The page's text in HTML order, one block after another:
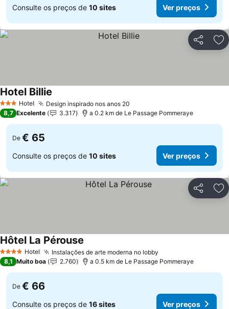
Consulte os preços de 10 sites Ver preços
Partilhar
3 EstrelasHotel Design inspirado nos anos 20
Hotel Billie
8,7 Excelente 3.317 a 0.2 km de Le Passage Pommeraye
De € 65
Consulte os preços de 10 sites Ver preços
Partilhar
4 EstrelasHotel Instalações de arte moderna no lobby
Hôtel La Pérouse
8,1 Muito boa 2.760 a 0.5 km de Le Passage Pommeraye
De € 66
Consulte os preços de 16 sites Ver preços